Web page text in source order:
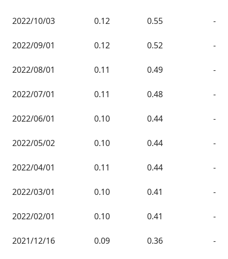
2022/10/03 0.12 0.55 -
2022/09/01 0.12 0.52 -
2022/08/01 0.11 0.49 -
2022/07/01 0.11 0.48 -
2022/06/01 0.10 0.44 -
2022/05/02 0.10 0.44 -
2022/04/01 0.11 0.44 -
2022/03/01 0.10 0.41 -
2022/02/01 0.10 0.41 -
2021/12/16 0.09 0.36 -